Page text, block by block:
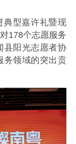
典型嘉许礼暨现
178个志愿服务
县阳光志愿者协
务领域的突出贡